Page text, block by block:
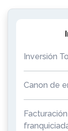
Inversión
Canon de